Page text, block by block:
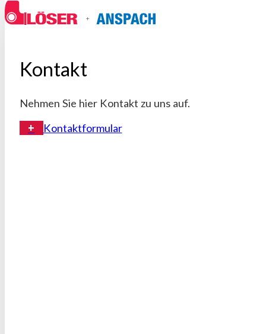
Kontakt
Nehmen Sie hier Kontakt zu uns auf.
Kontaktformular